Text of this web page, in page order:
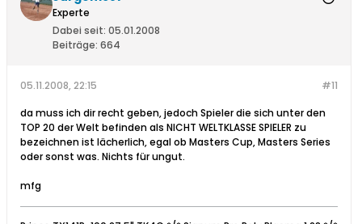
Experte
Dabei seit: 05.01.2008
Beiträge: 664
#11
05.11.2008, 22:15
da muss ich dir recht geben, jedoch Spieler die sich unter den
TOP 20 der Welt befinden als NICHT WELTKLASSE SPIELER zu
bezeichnen ist lächerlich, egal ob Masters Cup, Masters Series
oder sonst was. Nichts für ungut.
mfg